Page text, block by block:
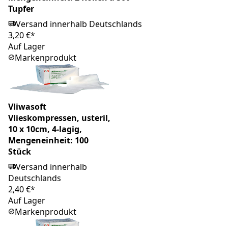
Tupfer
Versand innerhalb Deutschlands
3,20 €*
Auf Lager
Markenprodukt
Vliwasoft
Vlieskompressen, usteril,
10 x 10cm, 4-lagig,
Mengeneinheit: 100
Stück
Versand innerhalb
Deutschlands
2,40 €*
Auf Lager
Markenprodukt